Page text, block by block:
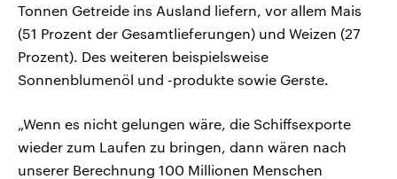
Tonnen Getreide ins Ausland liefern, vor allem Mais
(51 Prozent der Gesamtlieferungen) und Weizen (27
Prozent). Des weiteren beispielsweise
Sonnenblumenöl und -produkte sowie Gerste.
„Wenn es nicht gelungen wäre, die Schiffsexporte
wieder zum Laufen zu bringen, dann wären nach
unserer Berechnung 100 Millionen Menschen